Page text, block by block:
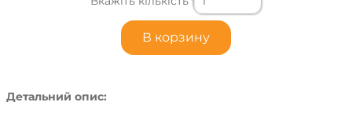
Детальний опис:
В корзину